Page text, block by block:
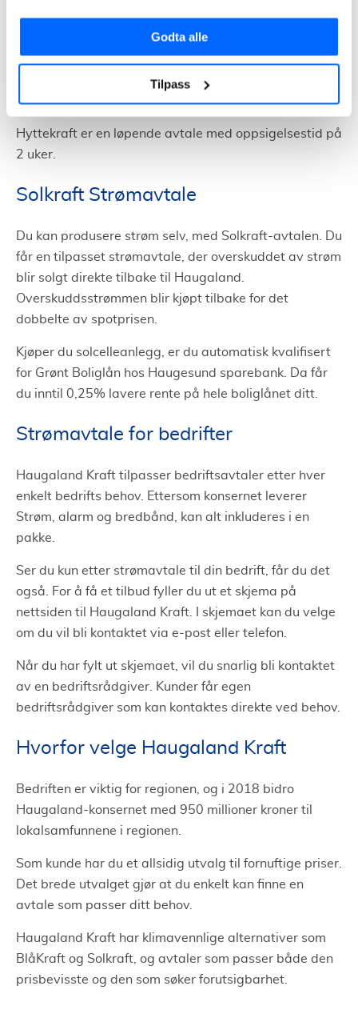
Godta alle
Tilpass
Haugaland tilbyr Hyttekraft til hytteeiere. For å kunne
bestille Hyttekraft må du være kunde hos Haugaland
Kraft på din primærbolig. Du betaler innkjøpspris på
strømmen og lovpålagte el-sertifikater, i tillegg til en
fast pris i måneden.
Hyttekraft er en løpende avtale med oppsigelsestid på
2 uker.
Solkraft Strømavtale
Du kan produsere strøm selv, med Solkraft-avtalen. Du
får en tilpasset strømavtale, der overskuddet av strøm
blir solgt direkte tilbake til Haugaland.
Overskuddsstrømmen blir kjøpt tilbake for det
dobbelte av spotprisen.
Kjøper du solcelleanlegg, er du automatisk kvalifisert
for Grønt Boliglån hos Haugesund sparebank. Da får
du inntil 0,25% lavere rente på hele boliglånet ditt.
Strømavtale for bedrifter
Haugaland Kraft tilpasser bedriftsavtaler etter hver
enkelt bedrifts behov. Ettersom konsernet leverer
Strøm, alarm og bredbånd, kan alt inkluderes i en
pakke.
Ser du kun etter strømavtale til din bedrift, får du det
også. For å få et tilbud fyller du ut et skjema på
nettsiden til Haugaland Kraft. I skjemaet kan du velge
om du vil bli kontaktet via e-post eller telefon.
Når du har fylt ut skjemaet, vil du snarlig bli kontaktet
av en bedriftsrådgiver. Kunder får egen
bedriftsrådgiver som kan kontaktes direkte ved behov.
Hvorfor velge Haugaland Kraft
Bedriften er viktig for regionen, og i 2018 bidro
Haugaland-konsernet med 950 millioner kroner til
lokalsamfunnene i regionen.
Som kunde har du et allsidig utvalg til fornuftige priser.
Det brede utvalget gjør at du enkelt kan finne en
avtale som passer ditt behov.
Haugaland Kraft har klimavennlige alternativer som
BlåKraft og Solkraft, og avtaler som passer både den
prisbevisste og den som søker forutsigbarhet.